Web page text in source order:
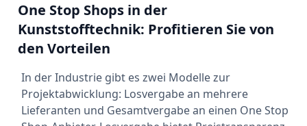
One Stop Shops in der
Kunststofftechnik: Profitieren Sie von
den Vorteilen
In der Industrie gibt es zwei Modelle zur
Projektabwicklung: Losvergabe an mehrere
Lieferanten und Gesamtvergabe an einen One Stop